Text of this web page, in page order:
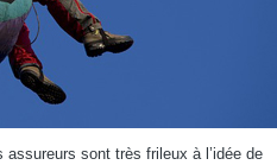
sont très frileux à l’idée de